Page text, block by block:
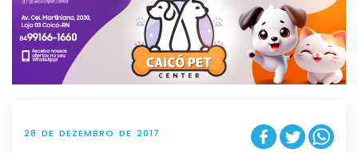
g
t
i
o
n
28 DE DEZEMBRO DE 2017